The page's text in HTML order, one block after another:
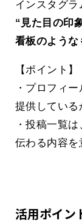
インスタグラ
“見た目の印
看板のような
【ポイント】
・プロフィ
提供している
・投稿一覧
伝わる内容を
活用ポイン